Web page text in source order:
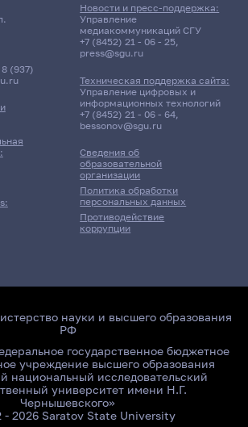
8 (937)
Сведения об
образовательной
организации
Политика обработки
персональных данных
Противодействие
коррупции
Новости и пресс-поддержка:
Управление
медиакоммуникаций СГУ
+7 (8452) 21 - 06 - 25,
press@sgu.ru
Техническая поддержка сайта:
Управление цифровых и
информационных технологий
+7 (8452) 21 - 06 - 64,
bessonov@sgu.ru
науки и высшего образования
РФ
государственное бюджетное
учреждение высшего образования
национальный исследовательский
университет имени Н.Г.
Чернышевского»
- 2026 Saratov State University